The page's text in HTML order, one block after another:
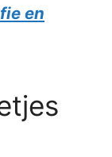
en